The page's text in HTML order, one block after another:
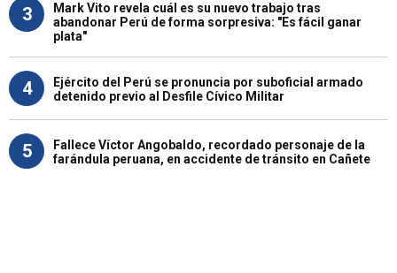
3
Mark Vito revela cuál es su nuevo trabajo tras
abandonar Perú de forma sorpresiva: "Es fácil ganar
plata"
4
Ejército del Perú se pronuncia por suboficial armado
detenido previo al Desfile Cívico Militar
5
Fallece Víctor Angobaldo, recordado personaje de la
farándula peruana, en accidente de tránsito en Cañete